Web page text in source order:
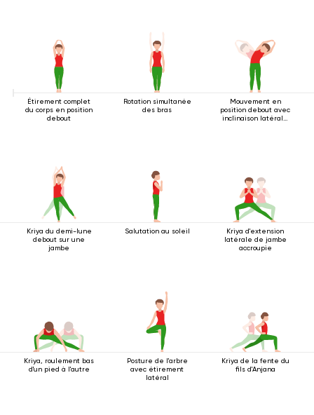
Étirement complet
du corps en position
debout
Rotation simultanée
des bras
Mouvement en
position debout avec
inclinaison latérale
Kriya du demi-lune
debout sur une
jambe
Salutation au soleil
Kriya d'extension
latérale de jambe
accroupie
Kriya, roulement bas
d'un pied à l'autre
Posture de l'arbre
avec étirement
latéral
Kriya de la fente du
fils d'Anjana